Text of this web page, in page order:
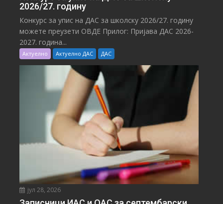
2026/27. годину
Конкурс за упис на ДАС за школску 2026/27. годину
можете преузети ОВДЕ Прилог: Пријава ДАС 2026-
2027. година...
Актуелно Актуелно ДАС ДАС
јул 28, 2026